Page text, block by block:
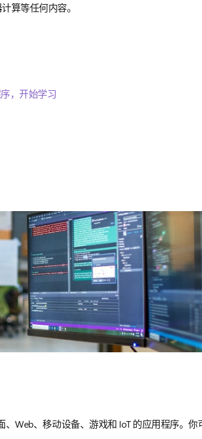
算等任何内容。
，开始学习
、Web、移动设备、游戏和 IoT 的应用程序。你